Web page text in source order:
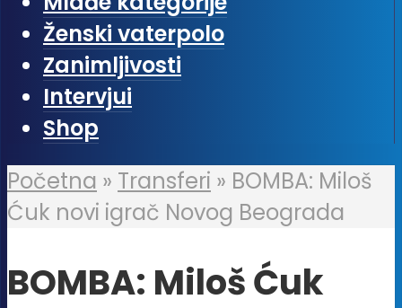
Ženski vaterpolo
Zanimljivosti
Intervjui
Shop
Početna » Transferi » BOMBA: Miloš
Ćuk novi igrač Novog Beograda
BOMBA: Miloš Ćuk